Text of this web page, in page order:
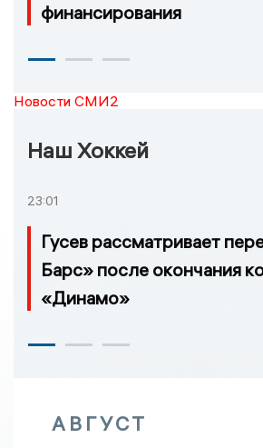
финансирования
Новости СМИ2
Наш Хоккей
23:01
Гусев рассматривает
Барс» после окончания
«Динамо»
АВГУСТ